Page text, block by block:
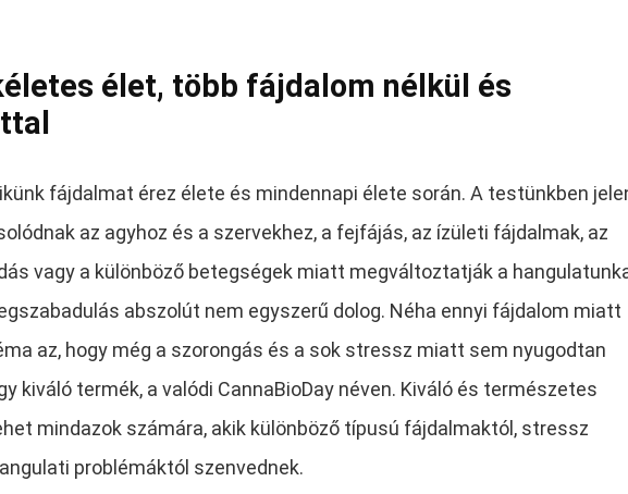
élet, több fájdalom nélkül és
fájdalmat érez élete és mindennapi élete során. A testünkben
az agyhoz és a szervekhez, a fejfájás, az ízületi fájdalmak, az
vagy a különböző betegségek miatt megváltoztatják a
abszolút nem egyszerű dolog. Néha ennyi fájdalom miatt
az, hogy még a szorongás és a sok stressz miatt sem nyugodtan
kiváló termék, a valódi CannaBioDay néven. Kiváló és természetes
mindazok számára, akik különböző típusú fájdalmaktól, stressz
problémáktól szenvednek.